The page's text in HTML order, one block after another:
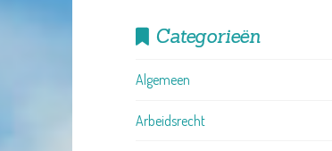
Categorieën
Algemeen
Arbeidsrecht